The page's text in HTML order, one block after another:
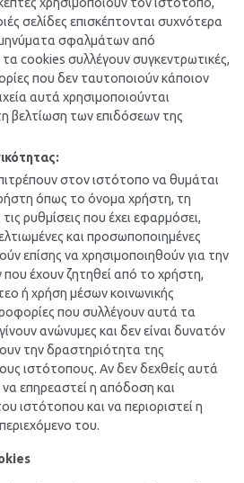
σελίδες επισκέπτονται συχνότερα
σφαλμάτων από
cookies συλλέγουν συγκεντρωτικές,
που δεν ταυτοποιούν κάποιον
αυτά χρησιμοποιούνται
βελτίωση των επιδόσεων της
στον ιστότοπο να θυμάται
όπως το όνομα χρήστη, τη
ρυθμίσεις που έχει εφαρμόσει,
και προσωποποιημένες
επίσης να χρησιμοποιηθούν για την
έχουν ζητηθεί από το χρήστη,
ή χρήση μέσων κοινωνικής
που συλλέγουν αυτά τα
ανώνυμες και δεν είναι δυνατόν
την δραστηριότητα της
ιστότοπους. Αν δεν δεχθείς αυτά
επηρεαστεί η απόδοση και
ιστότοπου και να περιοριστεί η
του.